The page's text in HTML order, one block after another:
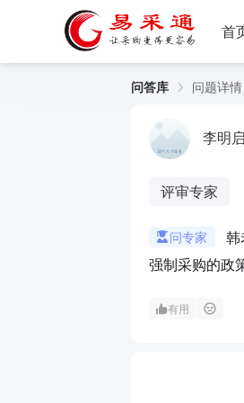
首
案例库
剖析政采案例库
正福易考通
问答库 问题详情
李明启
评审专家
问专家
韩
强制采购的政
有用